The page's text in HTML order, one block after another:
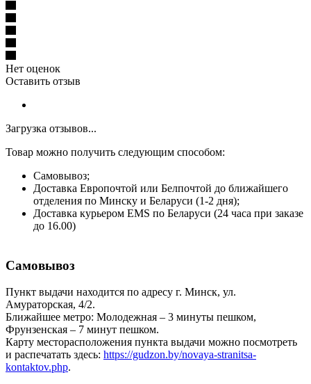
Нет оценок
Оставить отзыв
Загрузка отзывов...
Товар можно получить следующим способом:
Самовывоз;
Доставка Европочтой или Белпочтой до ближайшего
отделения по Минску и Беларуси (1-2 дня);
Доставка курьером EMS по Беларуси (24 часа при заказе
до 16.00)
Самовывоз
Пункт выдачи находится по адресу г. Минск, ул.
Амураторская, 4/2.
Ближайшее метро: Молодежная – 3 минуты пешком,
Фрунзенская – 7 минут пешком.
Карту месторасположения пункта выдачи можно посмотреть
и распечатать здесь: https://gudzon.by/novaya-stranitsa-
kontaktov.php.